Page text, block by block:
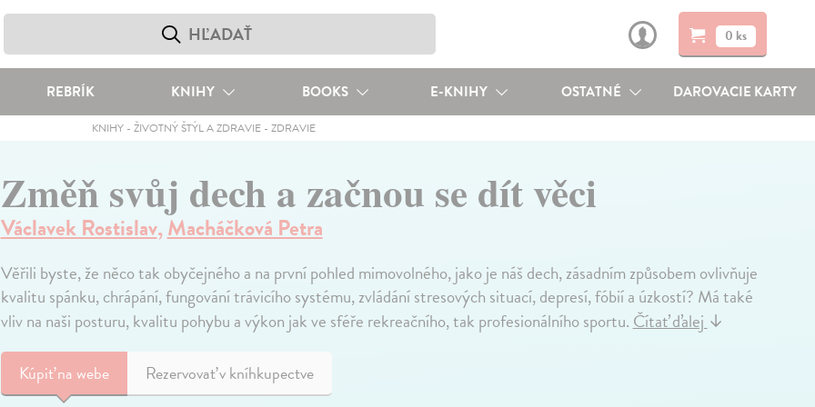
0 ks
REBRÍK KNIHY BOOKS E-KNIHY OSTATNÉ DAROVACIE KARTY
KNIHY- ŽIVOTNÝ ŠTÝL A ZDRAVIE- ZDRAVIE
Změň svůj dech a začnou se dít věci
Václavek Rostislav,Macháčková Petra
Věřili byste, že něco tak obyčejného a na první pohled mimovolného, jako je náš dech, zásadním způsobem ovlivňuje
kvalitu spánku, chrápání, fungování trávicího systému, zvládání stresových situací, depresí, fóbií a úzkostí? Má také
vliv na naši posturu, kvalitu pohybu a výkon jak ve sféře rekreačního, tak profesionálního sportu.Čítať ďalej↓
Kúpiťna webe Rezervovať v kníhkupectve